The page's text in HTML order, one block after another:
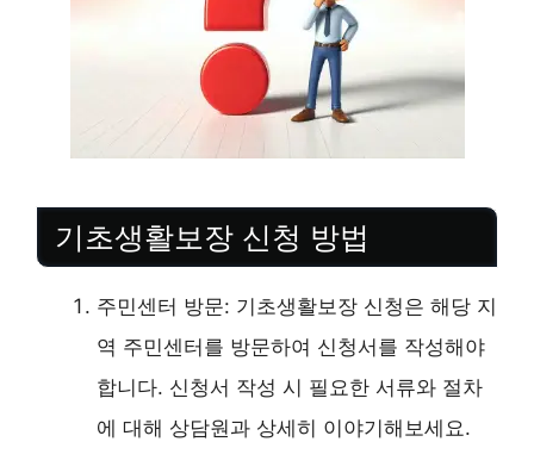
기초생활보장 신청 방법
주민센터 방문: 기초생활보장 신청은 해당 지
역 주민센터를 방문하여 신청서를 작성해야
합니다. 신청서 작성 시 필요한 서류와 절차
에 대해 상담원과 상세히 이야기해보세요.